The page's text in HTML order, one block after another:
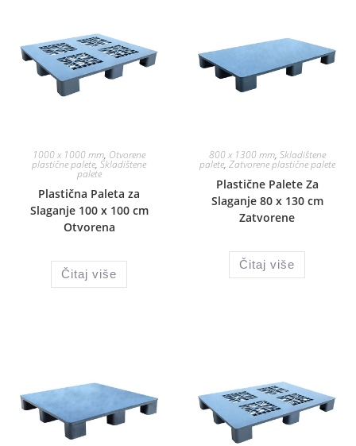
1000 x 1000 mm, Otvorene
plastične palete, Skladištene
palete
Plastična Paleta za
Slaganje 100 x 100 cm
Otvorena
Čitaj više
800 x 1300 mm, Skladištene
palete, Zatvorene plastične palete
Plastične Palete Za
Slaganje 80 x 130 cm
Zatvorene
Čitaj više